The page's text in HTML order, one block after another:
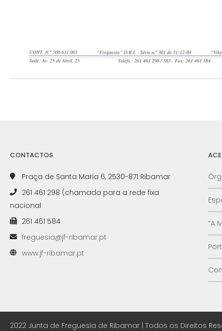
CONTACTOS
Praça de Santa Maria 6, 2530-871 Ribamar
261 461 298 (chamada para a rede fixa
nacional
261 461 584
freguesia@jf-ribamar.pt
www.jf-ribamar.pt
“A
2022 Junta de Freguesia de Ribamar | Todos os Direitos